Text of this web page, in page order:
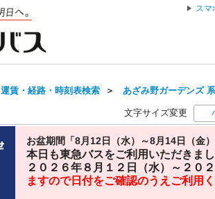
スマ
運賃・経路・時刻表検索 ＞ あざみ野ガーデンズ
文字サイズ変更
お盆期間「8月12日（水）～8月14日（金
本日も東急バスをご利用いただきま
２０２６年８月１２日（水）～２０
ますので日付をご確認のうえご利用く